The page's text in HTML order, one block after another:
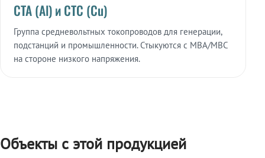
СТА (Al) и СТС (Cu)
Группа средневольтных токопроводов для генерации,
подстанций и промышленности. Стыкуются с МВА/МВС
на стороне низкого напряжения.
Объекты с этой продукцией